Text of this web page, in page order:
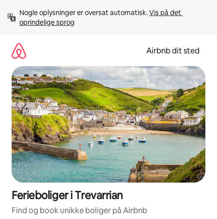
videre
Nogle oplysninger er oversat automatisk. Vis på det
oprindelige sprog
Airbnb dit sted
Ferieboliger i Trevarrian
Find og book unikke boliger på Airbnb